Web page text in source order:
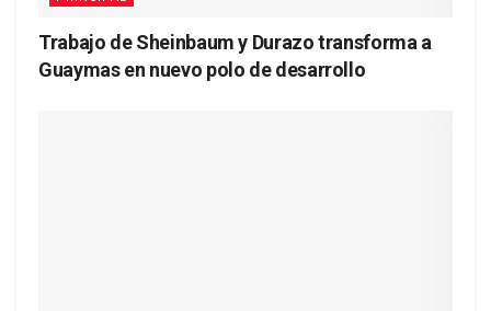
Trabajo de Sheinbaum y Durazo transforma a
Guaymas en nuevo polo de desarrollo